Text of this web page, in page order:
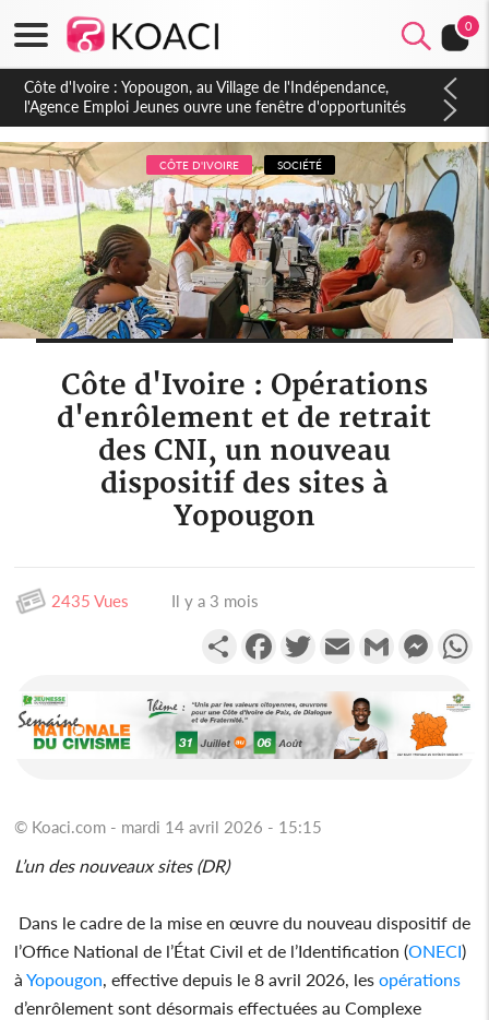
0
Côte d'Ivoire : CHU de Treichville, après la fronde, les agents
contractuels obtiennent un accord avec la direction sur les
arriérés du SMIG 2023
CÔTE D'IVOIRE SOCIÉTÉ
Côte d'Ivoire : Opérations
d'enrôlement et de retrait
des CNI, un nouveau
dispositif des sites à
Yopougon
2435 Vues Il y a 3 mois
PartagerFacebookTwitterEmail Gmail
© Koaci.com - mardi 14 avril 2026 - 15:15
L’un des nouveaux sites (DR)
Dans le cadre de la mise en œuvre du nouveau dispositif de
l’Office National de l’État Civil et de l’Identification (ONECI)
àYopougon, effective depuis le 8 avril 2026, lesopérations
d’enrôlement sont désormais effectuées au Complexe